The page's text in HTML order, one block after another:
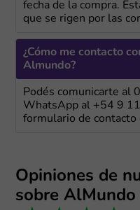
fecha de la compra.
que se rigen por las
¿Cómo me contacto
Almundo?
Podés comunicarte al
WhatsApp al +54 9
formulario de contacto
Opiniones de
sobre AlMundo